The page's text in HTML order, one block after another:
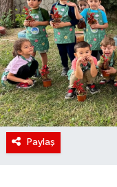
Paylaş